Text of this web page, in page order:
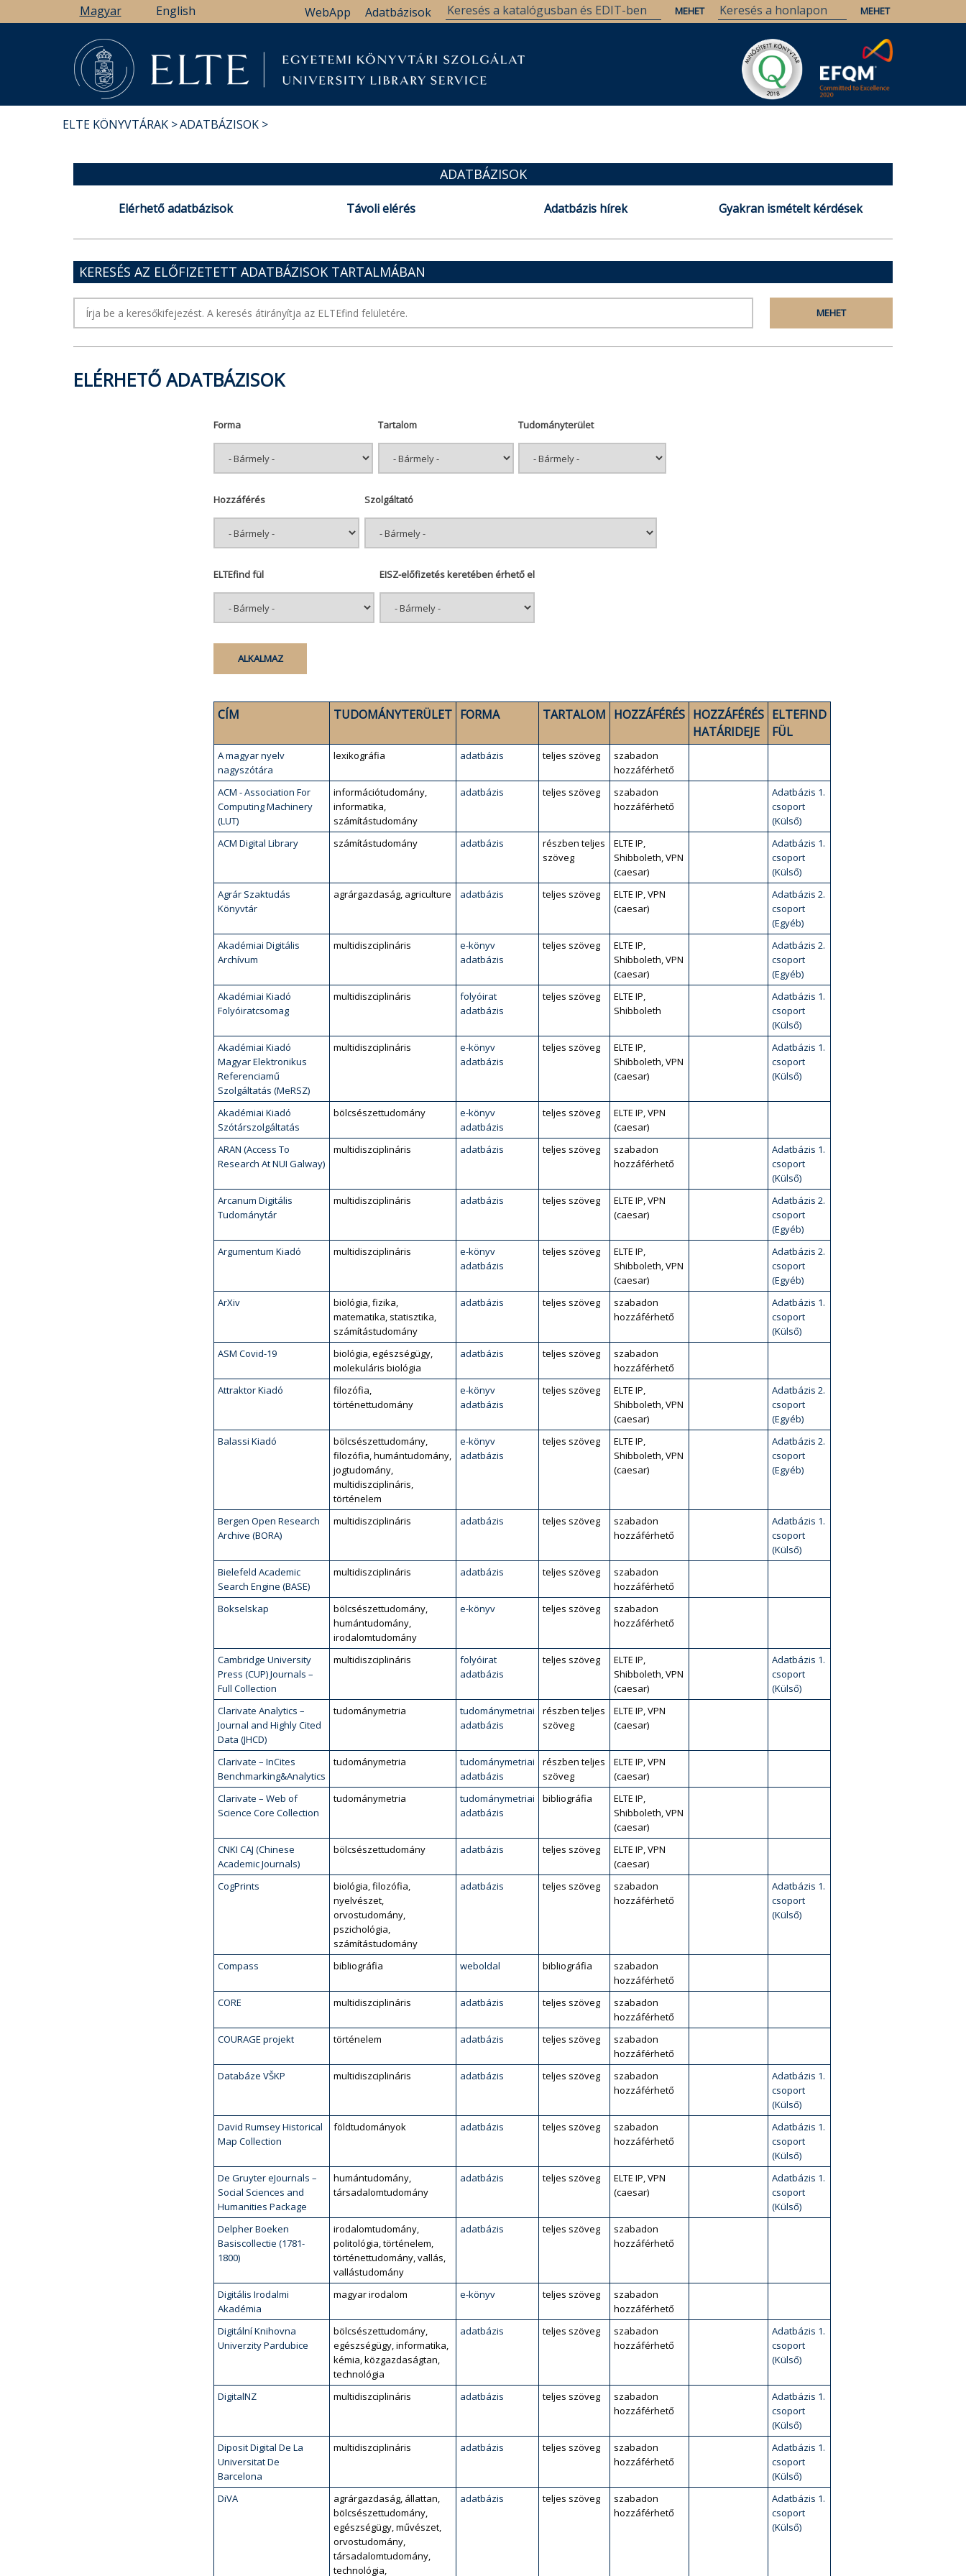
a
Magyar English Adatbázisok
WebApp
ELTE KÖNYVTÁRAK ADATBÁZISOK
ADATBÁZISOK
Elérhető adatbázisok Távoli elérés Adatbázis hírek Gyakran ismételt kérdések
KERESÉS AZ ELŐFIZETETT ADATBÁZISOK TARTALMÁBAN
ELÉRHETŐ ADATBÁZISOK
Forma Tartalom Tudományterület
Hozzáférés Szolgáltató
ELTEfind fül EISZ-előfizetés keretében érhető el
CÍM TUDOMÁNYTERÜLET FORMA TARTALOM HOZZÁFÉRÉS HOZZÁFÉRÉS
HATÁRIDEJE
ELTEFIND
FÜL
A magyar nyelv
nagyszótára
lexikográfia adatbázis teljes szöveg
szabadon
hozzáférhető
ACM - Association For
Computing Machinery
(LUT)
információtudomány,
informatika,
számítástudomány
adatbázis teljes szöveg
szabadon
hozzáférhető
Adatbázis 1.
csoport
(Külső)
ACM Digital Library
számítástudomány adatbázis
részben teljes
szöveg
ELTE IP,
Shibboleth, VPN
(caesar)
Adatbázis 1.
csoport
(Külső)
Agrár Szaktudás
Könyvtár
agrárgazdaság, agriculture adatbázis teljes szöveg
ELTE IP, VPN
(caesar)
Adatbázis 2.
csoport
(Egyéb)
Akadémiai Digitális
Archívum
multidiszciplináris
e-könyv
adatbázis
teljes szöveg
ELTE IP,
Shibboleth, VPN
(caesar)
Adatbázis 2.
csoport
(Egyéb)
Akadémiai Kiadó
Folyóiratcsomag
multidiszciplináris
folyóirat
adatbázis
teljes szöveg
ELTE IP,
Shibboleth
Adatbázis 1.
csoport
(Külső)
Akadémiai Kiadó
Magyar Elektronikus
Referenciamű
Szolgáltatás (MeRSZ)
multidiszciplináris
e-könyv
adatbázis
teljes szöveg
ELTE IP,
Shibboleth, VPN
(caesar)
Adatbázis 1.
csoport
(Külső)
Akadémiai Kiadó
Szótárszolgáltatás
bölcsészettudomány
e-könyv
adatbázis
teljes szöveg
ELTE IP, VPN
(caesar)
ARAN (Access To
Research At NUI Galway)
multidiszciplináris adatbázis teljes szöveg
szabadon
hozzáférhető
Adatbázis 1.
csoport
(Külső)
Arcanum Digitális
Tudománytár
multidiszciplináris adatbázis teljes szöveg
ELTE IP, VPN
(caesar)
Adatbázis 2.
csoport
(Egyéb)
Argumentum Kiadó
multidiszciplináris
e-könyv
adatbázis
teljes szöveg
ELTE IP,
Shibboleth, VPN
(caesar)
Adatbázis 2.
csoport
(Egyéb)
ArXiv
biológia, fizika,
matematika, statisztika,
számítástudomány
adatbázis teljes szöveg
szabadon
hozzáférhető
Adatbázis 1.
csoport
(Külső)
ASM Covid-19
biológia, egészségügy,
molekuláris biológia
adatbázis teljes szöveg
szabadon
hozzáférhető
Attraktor Kiadó
filozófia,
történettudomány
e-könyv
adatbázis
teljes szöveg
ELTE IP,
Shibboleth, VPN
(caesar)
Adatbázis 2.
csoport
(Egyéb)
Balassi Kiadó
bölcsészettudomány,
filozófia, humántudomány,
jogtudomány,
multidiszciplináris,
történelem
e-könyv
adatbázis
teljes szöveg
ELTE IP,
Shibboleth, VPN
(caesar)
Adatbázis 2.
csoport
(Egyéb)
Bergen Open Research
Archive (BORA)
multidiszciplináris adatbázis teljes szöveg
szabadon
hozzáférhető
Adatbázis 1.
csoport
(Külső)
Bielefeld Academic
Search Engine (BASE)
multidiszciplináris adatbázis teljes szöveg
szabadon
hozzáférhető
Bokselskap
bölcsészettudomány,
humántudomány,
irodalomtudomány
e-könyv teljes szöveg
szabadon
hozzáférhető
Cambridge University
Press (CUP) Journals –
Full Collection
multidiszciplináris
folyóirat
adatbázis
teljes szöveg
ELTE IP,
Shibboleth, VPN
(caesar)
Adatbázis 1.
csoport
(Külső)
Clarivate Analytics –
Journal and Highly Cited
Data (JHCD)
tudománymetria
tudománymetriai
adatbázis
részben teljes
szöveg
ELTE IP, VPN
(caesar)
Clarivate – InCites
Benchmarking&Analytics
tudománymetria
tudománymetriai
adatbázis
részben teljes
szöveg
ELTE IP, VPN
(caesar)
Clarivate – Web of
Science Core Collection
tudománymetria
tudománymetriai
adatbázis
bibliográfia
ELTE IP,
Shibboleth, VPN
(caesar)
CNKI CAJ (Chinese
Academic Journals)
bölcsészettudomány adatbázis teljes szöveg
ELTE IP, VPN
(caesar)
CogPrints
biológia, filozófia,
nyelvészet,
orvostudomány,
pszichológia,
számítástudomány
adatbázis teljes szöveg
szabadon
hozzáférhető
Adatbázis 1.
csoport
(Külső)
Compass bibliográfia weboldal bibliográfia
szabadon
hozzáférhető
CORE
multidiszciplináris adatbázis teljes szöveg
szabadon
hozzáférhető
COURAGE projekt
történelem adatbázis teljes szöveg
szabadon
hozzáférhető
Databáze VŠKP
multidiszciplináris adatbázis teljes szöveg
szabadon
hozzáférhető
Adatbázis 1.
csoport
(Külső)
David Rumsey Historical
Map Collection
földtudományok adatbázis teljes szöveg
szabadon
hozzáférhető
Adatbázis 1.
csoport
(Külső)
De Gruyter eJournals –
Social Sciences and
Humanities Package
humántudomány,
társadalomtudomány
adatbázis teljes szöveg
ELTE IP, VPN
(caesar)
Adatbázis 1.
csoport
(Külső)
Delpher Boeken
Basiscollectie (1781-
1800)
irodalomtudomány,
politológia, történelem,
történettudomány, vallás,
vallástudomány
adatbázis teljes szöveg
szabadon
hozzáférhető
Digitális Irodalmi
Akadémia
magyar irodalom e-könyv teljes szöveg
szabadon
hozzáférhető
Digitální Knihovna
Univerzity Pardubice
bölcsészettudomány,
egészségügy, informatika,
kémia, közgazdaságtan,
technológia
adatbázis teljes szöveg
szabadon
hozzáférhető
Adatbázis 1.
csoport
(Külső)
DigitalNZ multidiszciplináris adatbázis teljes szöveg
szabadon
hozzáférhető
Adatbázis 1.
csoport
(Külső)
Diposit Digital De La
Universitat De
Barcelona
multidiszciplináris adatbázis teljes szöveg
szabadon
hozzáférhető
Adatbázis 1.
csoport
(Külső)
DiVA
agrárgazdaság, állattan,
bölcsészettudomány,
egészségügy, művészet,
orvostudomány,
társadalomtudomány,
technológia,
adatbázis teljes szöveg
szabadon
hozzáférhető
Adatbázis 1.
csoport
(Külső)